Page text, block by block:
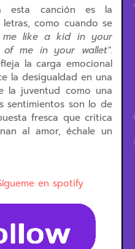
esta canción es la
como cuando se
me like a kid in your
me in your wallet".
la carga emocional
la desigualdad en una
la juventud como una
sentimientos son lo de
fresca que critica
al amor, échale un